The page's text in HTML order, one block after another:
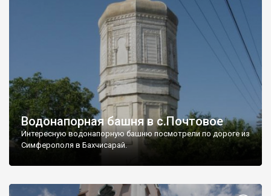
Водонапорная башня в с.Почтовое
Интересную водонапорную башню посмотрели по дороге из
Симферополя в Бахчисарай.